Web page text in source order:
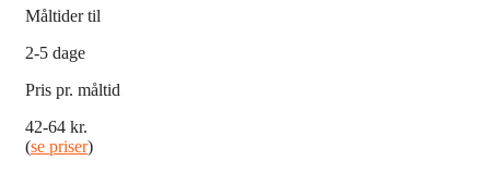
Måltider til
2-5 dage
Pris pr. måltid
42-64 kr.
(se priser)